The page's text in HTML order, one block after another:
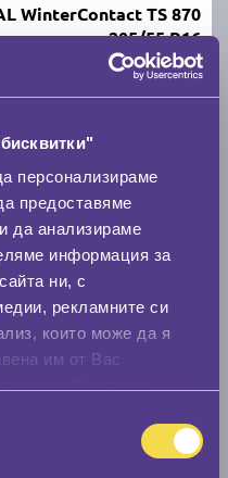
персонализираме
предоставяме
да анализираме
информация за
ни, с
рекламните си
които може да я
им от Вас
WinterContact TS 870
205/55 R16
C B 70
над 20 + | Доставка от 1 до 2 дни
виж повече
HP2 205/55 R16